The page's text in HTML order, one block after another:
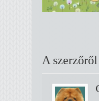
A szerzőről